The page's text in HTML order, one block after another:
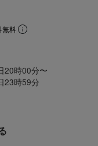
無料
20時00分〜
23時59分